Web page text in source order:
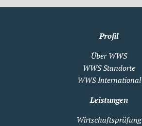
Profil
Über WWS
WWS Standorte
WWS International
Leistungen
Wirtschaftsprüfung